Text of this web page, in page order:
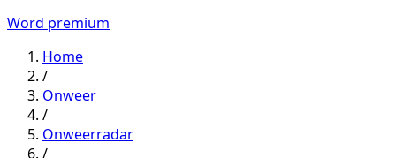
Word premium
Home
/
Onweer
/
Onweerradar
/